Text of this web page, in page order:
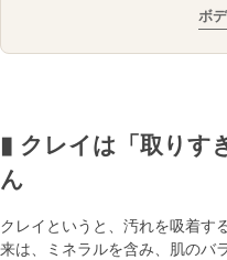
ボ
▮ クレイは「取りす
ん
クレイというと、汚れを吸着す
来は、ミネラルを含み、肌のバ